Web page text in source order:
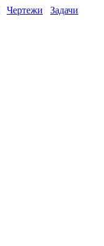
Чертежи
Задачи